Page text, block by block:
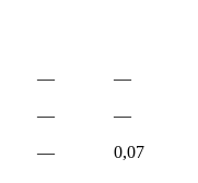
—
—
—
—
—
0,07